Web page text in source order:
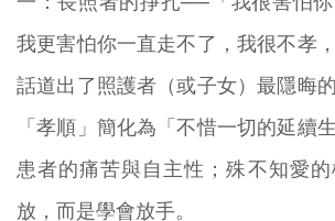
我更害怕你一直走不了，我很不孝
話道出了照護者（或子女）最隱晦
「孝順」簡化為「不惜一切的延續
患者的痛苦與自主性；殊不知愛
放，而是學會放手。